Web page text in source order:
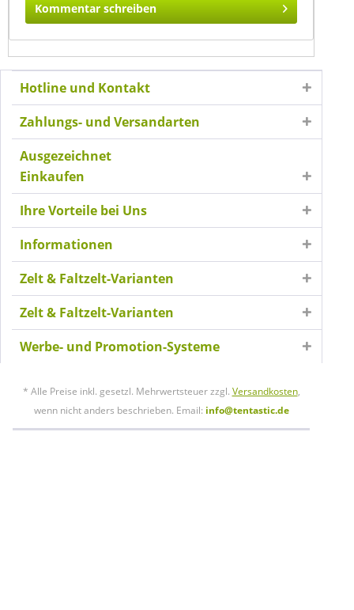
Kommentar schreiben
Hotline und Kontakt
Zahlungs- und Versandarten
Ausgezeichnet
Einkaufen
Ihre Vorteile bei Uns
Informationen
Zelt & Faltzelt-Varianten
Zelt & Faltzelt-Varianten
Werbe- und Promotion-Systeme
* Alle Preise inkl. gesetzl. Mehrwertsteuer zzgl. Versandkosten,
wenn nicht anders beschrieben. Email: info@tentastic.de